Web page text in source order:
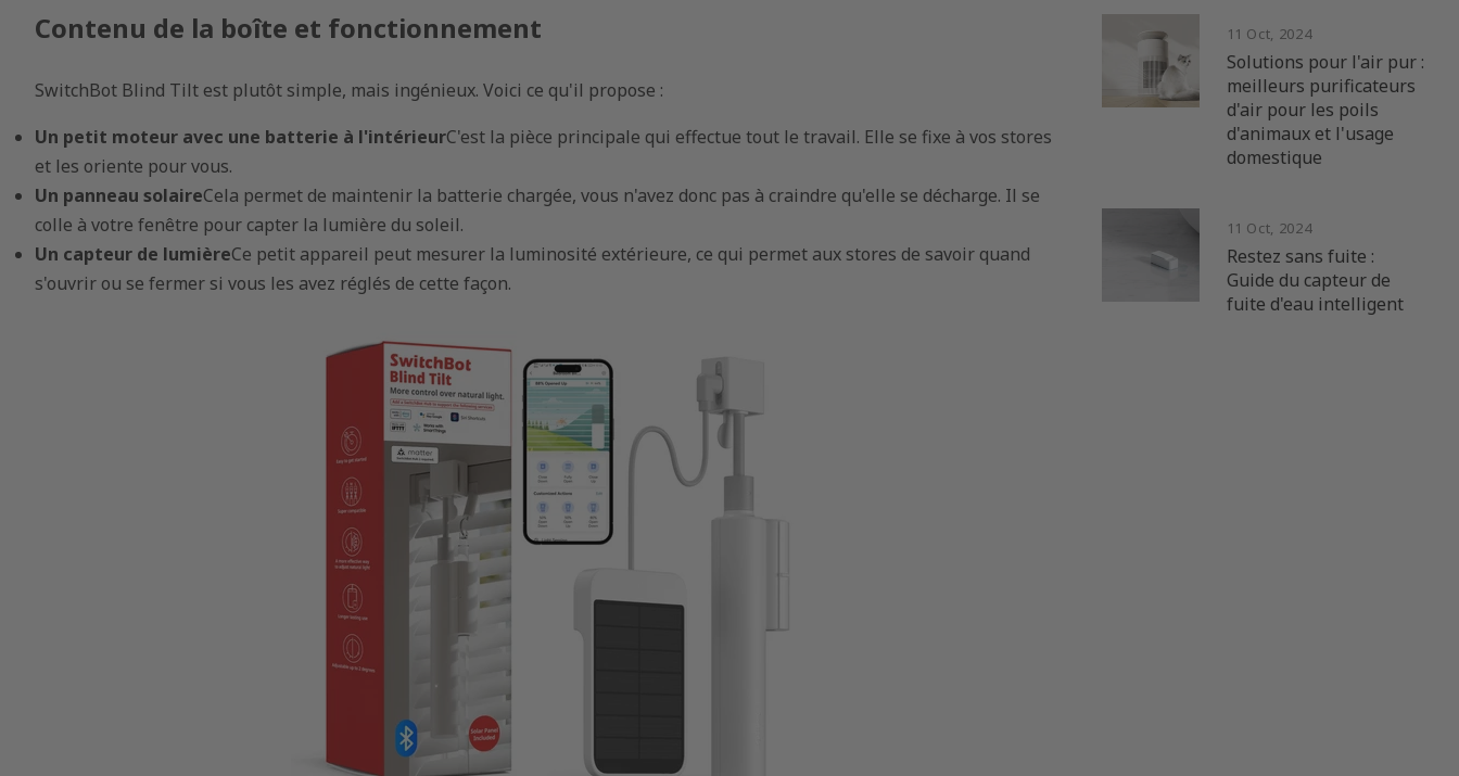
avec
:
| Petit
Vie intelligente avec
motorisés
14 Apr, 2025
Simplifiez-vous la vie
avec les moteurs de
rideaux électriques :
Compteur de CO2 : votre
surveiller la pollution
Libérer la magie des
Une télécommande
de la télécommande
11 Oct, 2024
Solutions pour l'air pur :
meilleurs purificateurs
d'air pour les poils
d'animaux et l'usage
domestique
11 Oct, 2024
Restez sans fuite :
Guide du capteur de
fuite d'eau intelligent
Contenu de la boîte et fonctionnement
SwitchBot Blind Tilt est plutôt simple, mais ingénieux. Voici ce qu'il propose :
Un petit moteur avec une batterie à l'intérieurC'est la pièce principale qui effectue tout le travail. Elle se fixe à vos stores
et les oriente pour vous.
Un panneau solaireCela permet de maintenir la batterie chargée, vous n'avez donc pas à craindre qu'elle se décharge. Il se
colle à votre fenêtre pour capter la lumière du soleil.
Un capteur de lumièreCe petit appareil peut mesurer la luminosité extérieure, ce qui permet aux stores de savoir quand
s'ouvrir ou se fermer si vous les avez réglés de cette façon.